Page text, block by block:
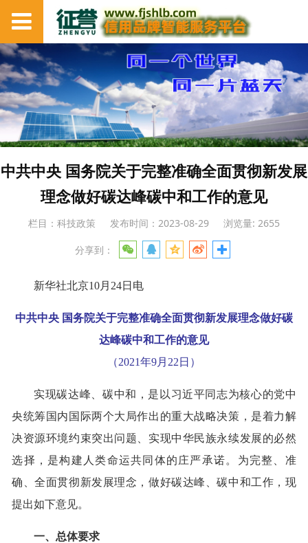
中共中央 国务院关于完整准确全面贯彻新发展
理念做好碳达峰碳中和工作的意见
栏目：科技政策 发布时间：2023-08-29 浏览量: 2655
分享到：
新华社北京10月24日电
中共中央 国务院关于完整准确全面贯彻新发展理念做好碳
达峰碳中和工作的意见
（2021年9月22日）
实现碳达峰、碳中和，是以习近平同志为核心的党中
央统筹国内国际两个大局作出的重大战略决策，是着力解
决资源环境约束突出问题、实现中华民族永续发展的必然
选择，是构建人类命运共同体的庄严承诺。为完整、准
确、全面贯彻新发展理念，做好碳达峰、碳中和工作，现
提出如下意见。
一、总体要求